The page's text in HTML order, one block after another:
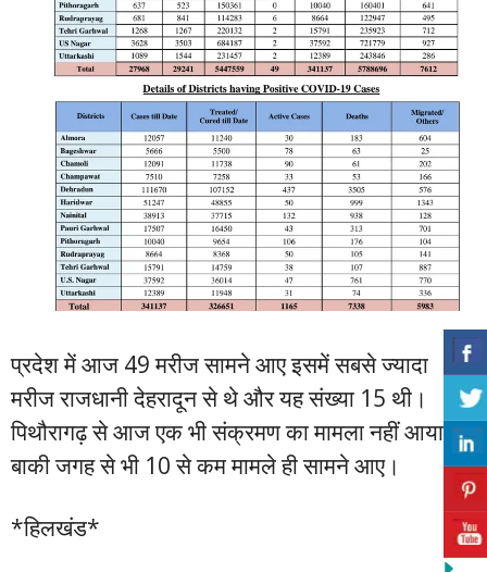
प्रदेश में आज 49 मरीज सामने आए इसमें सबसे ज्यादा
मरीज राजधानी देहरादून से थे और यह संख्या 15 थी।
पिथौरागढ़ से आज एक भी संक्रमण का मामला नहीं आया।
बाकी जगह से भी 10 से कम मामले ही सामने आए।
*हिलखंड*